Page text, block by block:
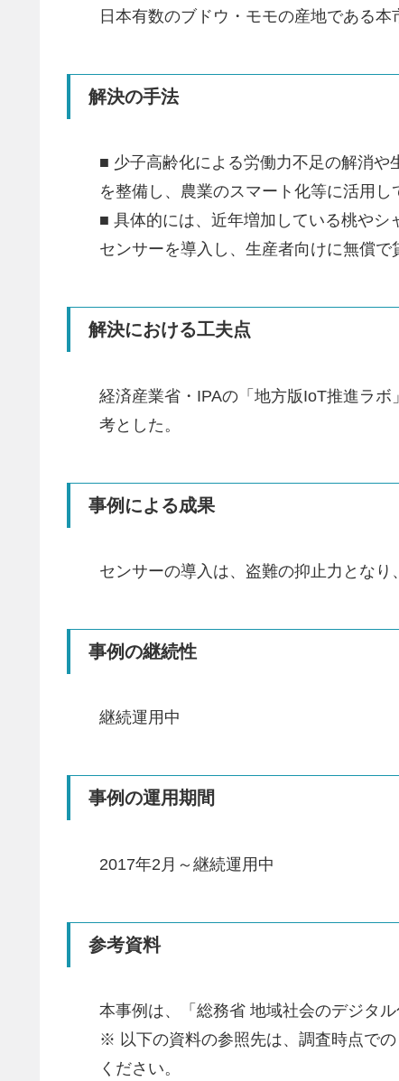
日本有数のブドウ・モモの産地である
解決の手法
■ 少子高齢化による労働力不足の解消
を整備し、農業のスマート化等に活用し
■ 具体的には、近年増加している桃や
センサーを導入し、生産者向けに無償で
解決における工夫点
経済産業省・IPAの「地方版IoT推進ラ
考とした。
事例による成果
センサーの導入は、盗難の抑止力となり
事例の継続性
継続運用中
事例の運用期間
2017年2月～継続運用中
参考資料
本事例は、「総務省 地域社会のデジタ
※ 以下の資料の参照先は、調査時点で
ください。